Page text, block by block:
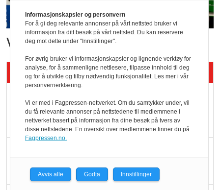
Vant i nyåpnet butikk
Siste artikler - KBS
Mat er viktigere enn
pris når elbilister
velger ladestopp
legger ned hver måned
Informasjonskapsler og personvern
For å gi deg relevante annonser på vårt nettsted bruker vi
informasjon fra ditt besøk på vårt nettsted. Du kan reservere
deg mot dette under "Innstillinger".
For øvrig bruker vi informasjonskapsler og lignende verktøy for
analyse, for å sammenligne nettlesere, tilpasse innhold til deg
og for å utvikle og tilby nødvendig funksjonalitet. Les mer i vår
personvernerklæring.
Vi er med i Fagpressen-nettverket. Om du samtykker under, vil
du få relevante annonser på nettstedene til medlemmene i
nettverket basert på informasjon fra dine besøk på tvers av
disse nettstedene. En oversikt over medlemmene finner du på
Fagpressen.no.
Avvis alle Godta Innstillinger